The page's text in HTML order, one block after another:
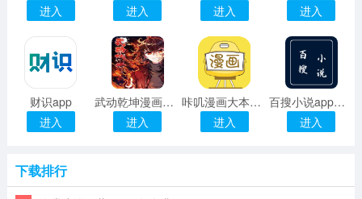
进入
进入
进入
进入
财识app
进入
武动乾坤漫画下拉式免费
进入
咔叽漫画大本营免费版
进入
百搜小说app下载安装
进入
下载排行